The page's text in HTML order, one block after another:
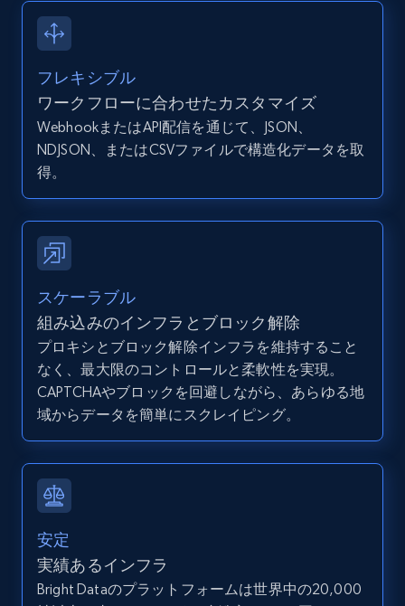
TikTok - Profiles
Account id, Nickname, Biography, Awg
engagement rate, Comment engagement rate,
Like engagement rate, Bio link, Predicted lang,
and more.
TikTok - Profiles - Discover by search URL
and country
Account id, Nickname, Biography, Awg
engagement rate, Comment engagement rate,
Like engagement rate, Bio link, Predicted lang,
and more.
8.3K+ 963+ 無料トライアル
Youtube - Videos posts
URL, Title, Youtuber, Youtuber md5, Video url,
Video length, Likes, Views, and more.
8.1K+ 716+ 無料トライアル
フレキシブル
ワークフローに合わせたカスタマイズ
WebhookまたはAPI配信を通じて、JSON、
NDJSON、またはCSVファイルで構造化データを取
得。
スケーラブル
組み込みのインフラとブロック解除
プロキシとブロック解除インフラを維持すること
なく、最大限のコントロールと柔軟性を実現。
CAPTCHAやブロックを回避しながら、あらゆる地
域からデータを簡単にスクレイピング。
安定
実績あるインフラ
Bright Dataのプラットフォームは世界中の20,000